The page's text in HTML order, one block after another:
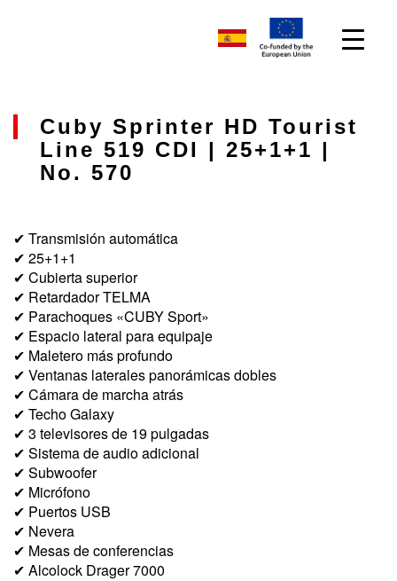
Cuby Sprinter HD Tourist
Line 519 CDI | 25+1+1 |
No. 570
✔ Transmisión automática
✔ 25+1+1
✔ Cubierta superior
✔ Retardador TELMA
✔ Parachoques «CUBY Sport»
✔ Espacio lateral para equipaje
✔ Maletero más profundo
✔ Ventanas laterales panorámicas dobles
✔ Cámara de marcha atrás
✔ Techo Galaxy
✔ 3 televisores de 19 pulgadas
✔ Sistema de audio adicional
✔ Subwoofer
✔ Micrófono
✔ Puertos USB
✔ Nevera
✔ Mesas de conferencias
✔ Alcolock Drager 7000